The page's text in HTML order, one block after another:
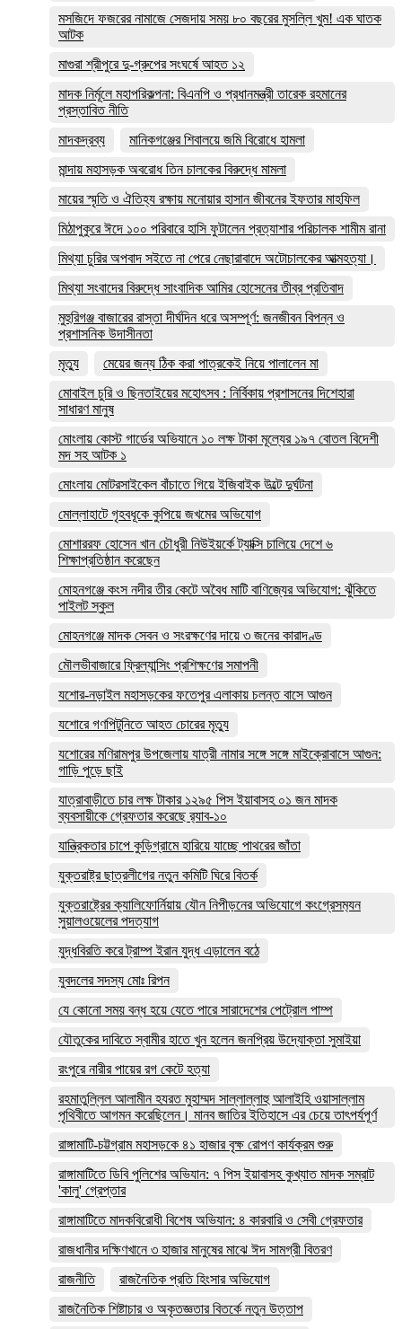
মসজিদে ফজরের নামাজে সেজদায় সময় ৮০ বছরের মুসল্লি খুম! এক ঘাতক
আটক
মাগুরা শ্রীপুরে দু-গ্রুপের সংঘর্ষে আহত ১২
মাদক নির্মূলে মহাপরিকল্পনা: বিএনপি ও প্রধানমন্ত্রী তারেক রহমানের
প্রস্তাবিত নীতি
মাদকদ্রব্য
মানিকগঞ্জের শিবালয়ে জমি বিরোধে হামলা
মান্দায় মহাসড়ক অবরোধ তিন চালকের বিরুদ্ধে মামলা
মায়ের স্মৃতি ও ঐতিহ্য রক্ষায় মনোয়ার হাসান জীবনের ইফতার মাহফিল
মিঠাপুকুরে ঈদে ১০০ পরিবারে হাসি ফুটালেন প্রত্যাশার পরিচালক শামীম রানা
মিথ্যা চুরির অপবাদ সইতে না পেরে নেছারাবাদে অটোচালকের আত্মহত্যা।
মিথ্যা সংবাদের বিরুদ্ধে সাংবাদিক আমির হোসেনের তীব্র প্রতিবাদ
মুহুরিগঞ্জ বাজারের রাস্তা দীর্ঘদিন ধরে অসম্পূর্ণ: জনজীবন বিপন্ন ও
প্রশাসনিক উদাসীনতা
মৃত্যু
মেয়ের জন্য ঠিক করা পাত্রকেই নিয়ে পালালেন মা
মোবাইল চুরি ও ছিনতাইয়ের মহোৎসব : নির্বিকায় প্রশাসনের দিশেহারা
সাধারণ মানুষ
মোংলায় কোস্ট গার্ডের অভিযানে ১০ লক্ষ টাকা মূল্যের ১৯৭ বোতল বিদেশী
মদ সহ আটক ১
মোংলায় মোটরসাইকেল বাঁচাতে গিয়ে ইজিবাইক উল্টে দুর্ঘটনা
মোল্লাহাটে গৃহবধূকে কুপিয়ে জখমের অভিযোগ
মোশাররফ হোসেন খান চৌধুরী নিউইয়র্কে ট্যাক্সি চালিয়ে দেশে ৬
শিক্ষাপ্রতিষ্ঠান করেছেন
মোহনগঞ্জে কংস নদীর তীর কেটে অবৈধ মাটি বাণিজ্যের অভিযোগ: ঝুঁকিতে
পাইলট স্কুল
মোহনগঞ্জে মাদক সেবন ও সংরক্ষণের দায়ে ৩ জনের কারাদণ্ড
মৌলভীবাজারে ফ্রিল্যান্সিং প্রশিক্ষণের সমাপনী
যশোর-নড়াইল মহাসড়কের ফতেপুর এলাকায় চলন্ত বাসে আগুন
যশোরে গণপিটুনিতে আহত চোরের মৃত্যু
যশোরের মণিরামপুর উপজেলায় যাত্রী নামার সঙ্গে সঙ্গে মাইক্রোবাসে আগুন:
গাড়ি পুড়ে ছাই
যাত্রাবাড়ীতে চার লক্ষ টাকার ১২৯৫ পিস ইয়াবাসহ ০১ জন মাদক
ব্যবসায়ীকে গ্রেফতার করেছে র‌্যাব-১০
যান্ত্রিকতার চাপে কুড়িগ্রামে হারিয়ে যাচ্ছে পাথরের জাঁতা
যুক্তরাষ্ট্র ছাত্রলীগের নতুন কমিটি ঘিরে বিতর্ক
যুক্তরাষ্ট্রের ক্যালিফোর্নিয়ায় যৌন নিপীড়নের অভিযোগে কংগ্রেসম‍্যন
সুয়ালওয়েলের পদত্যাগ
যুদ্ধবিরতি করে ট্রাম্প ইরান যুদ্ধ এড়ালেন বঠে
যুবদলের সদস্য মোঃ রিপন
যে কোনো সময় বন্ধ হয়ে যেতে পারে সারাদেশের পেট্রোল পাম্প
যৌতুকের দাবিতে স্বামীর হাতে খুন হলেন জনপ্রিয় উদ্যোক্তা সুমাইয়া
রংপুরে নারীর পায়ের রগ কেটে হত্যা
রহমাতুল্লিল আলামীন হযরত মুহাম্মদ সাল্লাল্লাহু আলাইহি ওয়াসাল্লাম
পৃথিবীতে আগমন করেছিলেন। মানব জাতির ইতিহাসে এর চেয়ে তাৎপর্যপূর্ণ
রাঙ্গামাটি-চট্টগ্রাম মহাসড়কে ৪১ হাজার বৃক্ষ রোপণ কার্যক্রম শুরু
রাঙ্গামাটিতে ডিবি পুলিশের অভিযান: ৭ পিস ইয়াবাসহ কুখ্যাত মাদক সম্রাট
'কালু' গ্রেপ্তার
রাঙ্গামাটিতে মাদকবিরোধী বিশেষ অভিযান: ৪ কারবারি ও সেবী গ্রেফতার
রাজধানীর দক্ষিণখানে ৩ হাজার মানুষের মাঝে ঈদ সামগ্রী বিতরণ
রাজনীতি
রাজনৈতিক প্রতি হিংসার অভিযোগ
রাজনৈতিক শিষ্টাচার ও অকৃতজ্ঞতার বিতর্কে নতুন উত্তাপ